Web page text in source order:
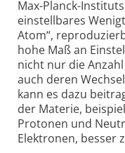
Max-Planck-
einstellbares
Atom“,
hohe Maß an
nicht nur die
auch deren
kann es dazu
der Materie,
Protonen und
Elektronen, besser